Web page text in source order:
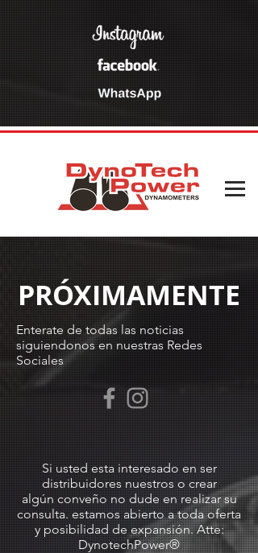
PRÓXIMAMENTE
Enterate de todas las noticias
siguiendonos en nuestras Redes
Sociales
Si usted esta interesado en ser
distribuidores nuestros o crear
algún conveño no dude en realizar su
consulta. estamos abierto a toda oferta
y posibilidad de expansión. Atte:
DynotechPower®